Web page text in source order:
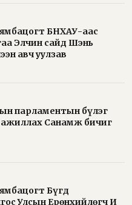
БНХАУ-аас
Элчин сайд Шэнь
авч уулзав
парламентын бүлэг
Санамж бичиг
Бүгд
Улсын Ерөнхийлөгч И